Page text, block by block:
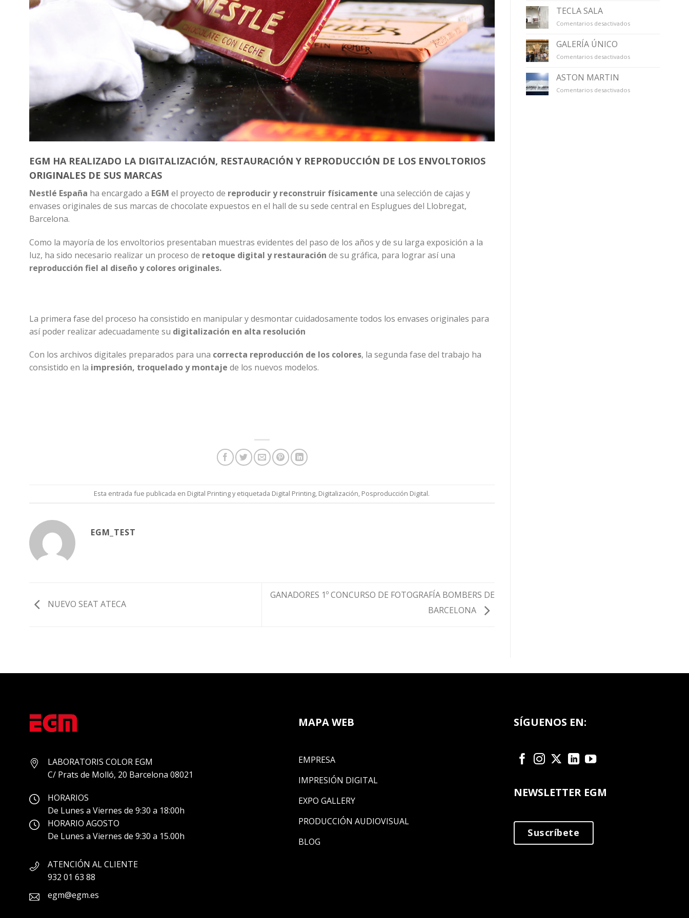
EGM HA REALIZADO LA DIGITALIZACIÓN, RESTAURACIÓN Y REPRODUCCIÓN DE LOS ENVOLTORIOS
ORIGINALES DE SUS MARCAS
Nestlé España ha encargado a EGM el proyecto de reproducir y reconstruir físicamente una selección de cajas y
envases originales de sus marcas de chocolate expuestos en el hall de su sede central en Esplugues del Llobregat,
Barcelona.
Como la mayoría de los envoltorios presentaban muestras evidentes del paso de los años y de su larga exposición a la
luz, ha sido necesario realizar un proceso de retoque digital y restauración de su gráfica, para lograr así una
reproducción fiel al diseño y colores originales.
La primera fase del proceso ha consistido en manipular y desmontar cuidadosamente todos los envases originales para
así poder realizar adecuadamente su digitalización en alta resolución
Con los archivos digitales preparados para una correcta reproducción de los colores, la segunda fase del trabajo ha
consistido en la impresión, troquelado y montaje de los nuevos modelos.
Esta entrada fue publicada en Digital Printingy etiquetada Digital Printing, Digitalización, Posproducción Digital.
EGM_TEST
NUEVO SEAT ATECA
GANADORES 1º CONCURSO DE FOTOGRAFÍA BOMBERS DE
BARCELONA
TECLA SALA
Comentarios desactivadosen
GALERÍA ÚNICO
Comentarios desactivadosen
ASTON MARTIN
Comentarios desactivadosen
LABORATORIS COLOR EGM
C/ Prats de Molló, 20 Barcelona 08021
HORARIOS
De Lunes a Viernes de 9:30 a 18:00h
HORARIO AGOSTO
De Lunes a Viernes de 9:30 a 15.00h
ATENCIÓN AL CLIENTE
932 01 63 88
egm@egm.es
MAPA WEB
EMPRESA
IMPRESIÓN DIGITAL
EXPO GALLERY
PRODUCCIÓN AUDIOVISUAL
BLOG
SÍGUENOS EN:
NEWSLETTER EGM
Suscríbete